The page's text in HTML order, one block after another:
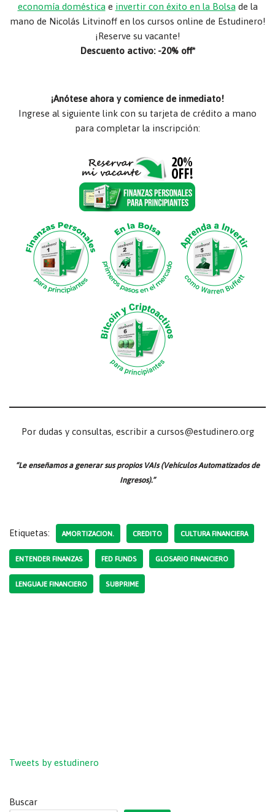
economía doméstica e invertir con éxito en la Bolsa de la
mano de Nicolás Litvinoff en los cursos online de Estudinero!
¡Reserve su vacante!
Descuento activo: -20% off*
¡Anótese ahora y comience de inmediato!
Ingrese al siguiente link con su tarjeta de crédito a mano
para completar la inscripción:
Por dudas y consultas, escribir a cursos@estudinero.org
“Le enseñamos a generar sus propios VAIs (Vehículos Automatizados de
Ingresos).”
Etiquetas: AMORTIZACION. CREDITO CULTURA FINANCIERA
ENTENDER FINANZAS FED FUNDS GLOSARIO FINANCIERO
LENGUAJE FINANCIERO SUBPRIME
Tweets by estudinero
Buscar